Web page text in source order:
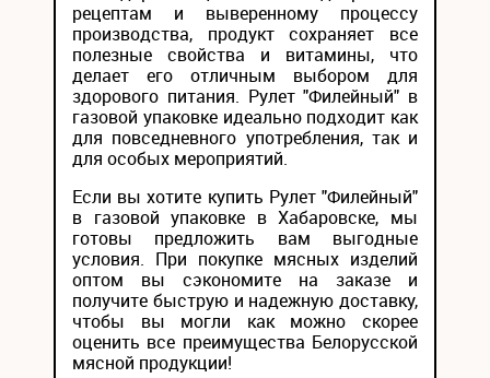
рецептам и выверенному процессу
производства, продукт сохраняет все
полезные свойства и витамины, что
делает его отличным выбором для
здорового питания. Рулет "Филейный" в
газовой упаковке идеально подходит как
для повседневного употребления, так и
для особых мероприятий.
Если вы хотите купить Рулет "Филейный"
в газовой упаковке в Хабаровске, мы
готовы предложить вам выгодные
условия. При покупке мясных изделий
оптом вы сэкономите на заказе и
получите быструю и надежную доставку,
чтобы вы могли как можно скорее
оценить все преимущества Белорусской
мясной продукции!